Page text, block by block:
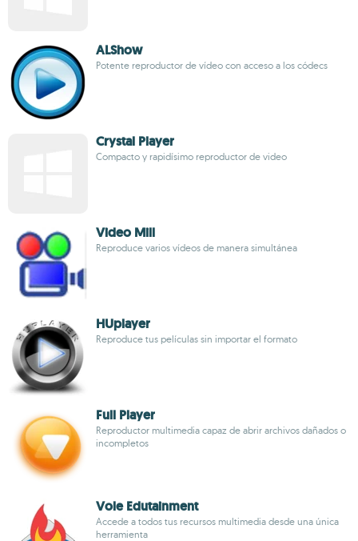
ALShow
Potente reproductor de vídeo con acceso a los códecs
Crystal Player
Compacto y rapidísimo reproductor de video
Video Mill
Reproduce varios vídeos de manera simultánea
HUplayer
Reproduce tus películas sin importar el formato
Full Player
Reproductor multimedia capaz de abrir archivos dañados o
incompletos
Vole Edutainment
Accede a todos tus recursos multimedia desde una única
herramienta